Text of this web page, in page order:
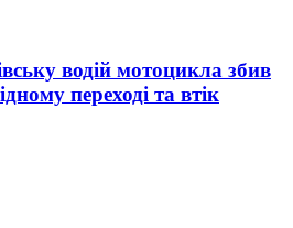
водій мотоцикла збив
переході та втік